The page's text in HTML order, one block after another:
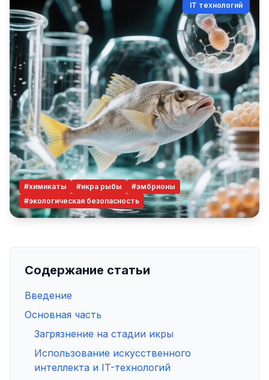
IT технологий
#химикаты #икра рыбы
#эмбрионы
#экологическая безопасность
Содержание статьи
Введение
Основная часть
Загрязнение на стадии икры
Использование искусственного
интеллекта и IT-технологий